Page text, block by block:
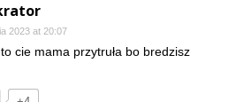
2023 at 20:07
cie mama przytruła bo bredzisz